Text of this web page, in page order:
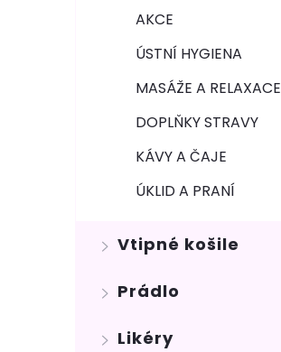
AKCE
ÚSTNÍ HYGIENA
MASÁŽE A RELAXACE
DOPLŇKY STRAVY
KÁVY A ČAJE
ÚKLID A PRANÍ
Vtipné košile
Prádlo
Likéry